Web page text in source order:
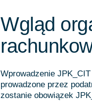
Wgląd
Wprowadzenie
prowadzone przez
zostanie obowiązek